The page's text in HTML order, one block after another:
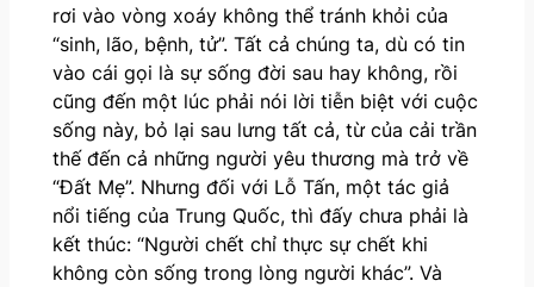
rơi vào vòng xoáy không thể tránh khỏi của
“sinh, lão, bệnh, tử”. Tất cả chúng ta, dù có tin
vào cái gọi là sự sống đời sau hay không, rồi
cũng đến một lúc phải nói lời tiễn biệt với cuộc
sống này, bỏ lại sau lưng tất cả, từ của cải trần
thế đến cả những người yêu thương mà trở về
“Đất Mẹ”. Nhưng đối với Lỗ Tấn, một tác giả
nổi tiếng của Trung Quốc, thì đấy chưa phải là
kết thúc: “Người chết chỉ thực sự chết khi
không còn sống trong lòng người khác”. Và